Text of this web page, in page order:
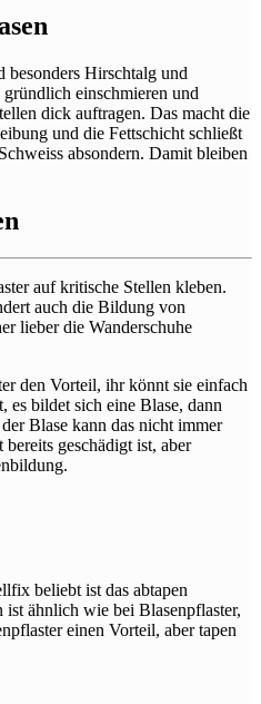
besonders Hirschtalg und
einschmieren und
dick auftragen. Das macht die
und die Fettschicht schließt
absondern. Damit bleiben
auf kritische Stellen kleben.
auch die Bildung von
lieber die Wanderschuhe
den Vorteil, ihr könnt sie einfach
es bildet sich eine Blase, dann
Blase kann das nicht immer
geschädigt ist, aber
beliebt ist das abtapen
ähnlich wie bei Blasenpflaster,
einen Vorteil, aber tapen